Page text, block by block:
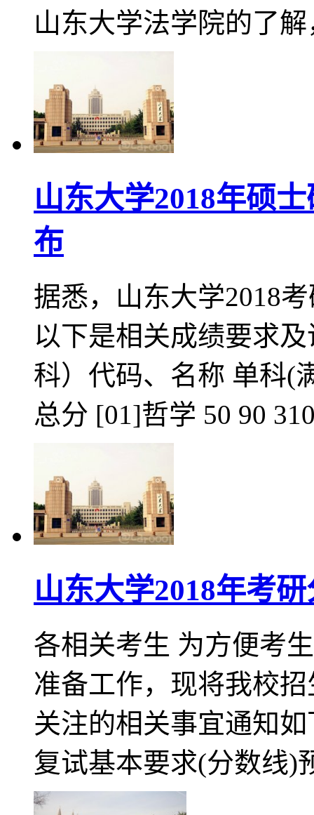
山东大学法学院的了
山东大学2018年硕
布
据悉，山东大学2018
以下是相关成绩要求
科）代码、名称 单科(
总分 [01]哲学 50 90
山东大学2018年考
各相关考生 为方便考
准备工作，现将我校
关注的相关事宜通知
复试基本要求(分数线)